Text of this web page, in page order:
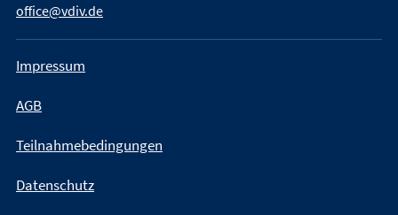
office@vdiv.de
Impressum
AGB
Teilnahmebedingungen
Datenschutz